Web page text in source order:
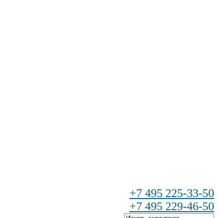
+7 495 225-33-50
+7 495 229-46-50